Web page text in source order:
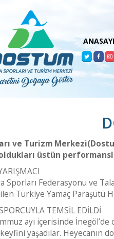
ve Turizm
üstün
Sporları Federasyonu ve
Türkiye Yamaç Paraşütü
TEMSİL EDİLDİ
ayı içerisinde
yaşadılar. Heyecanın